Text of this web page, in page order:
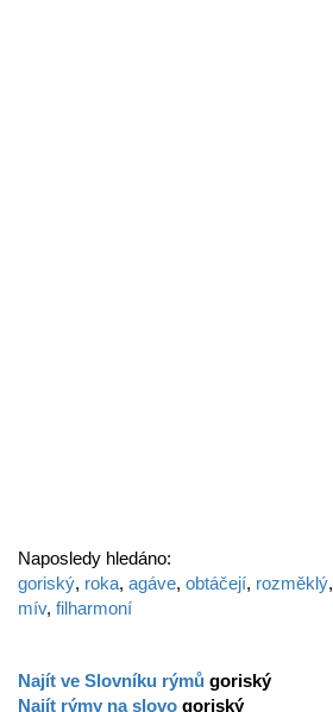
Naposledy hledáno:
goriský, roka, agáve, obtáčejí, rozměklý,
mív, filharmoní
Najít ve Slovníku rýmů goriský
Najít rýmy na slovo goriský